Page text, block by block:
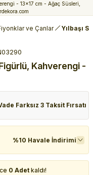
ve Çanlar Yılbaşı
Figürlü, Kahverengi -
Farksız 3 Taksit Fırsatı
%10 Havale İndirimi
0 Adet kaldı!